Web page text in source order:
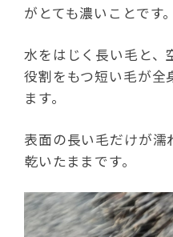
がとても濃いことです。
水をはじく長い毛と、
役割をもつ短い毛が全
ます。
表面の長い毛だけが濡
乾いたままです。